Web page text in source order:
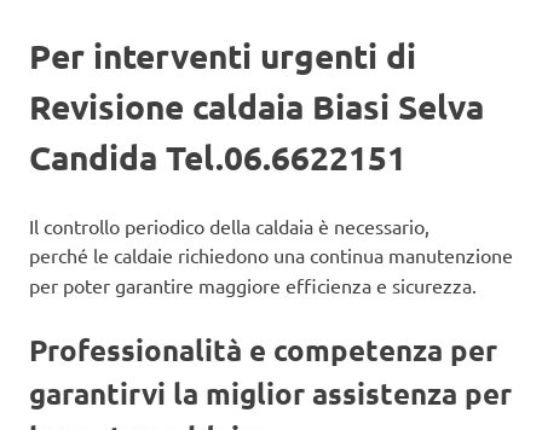
Per interventi urgenti di
Revisione caldaia Biasi Selva
Candida Tel.06.6622151
Il controllo periodico della caldaia è necessario,
perché le caldaie richiedono una continua manutenzione
per poter garantire maggiore efficienza e sicurezza.
Professionalità e competenza per
garantirvi la miglior assistenza per